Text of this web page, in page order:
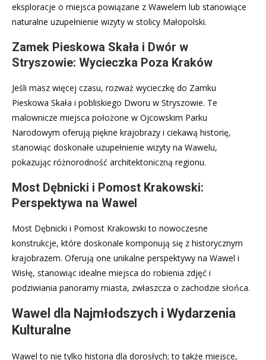
eksploracje o miejsca powiązane z Wawelem lub stanowiące
naturalne uzupełnienie wizyty w stolicy Małopolski.
Zamek Pieskowa Skała i Dwór w
Stryszowie: Wycieczka Poza Kraków
Jeśli masz więcej czasu, rozważ wycieczkę do Zamku
Pieskowa Skała i pobliskiego Dworu w Stryszowie. Te
malownicze miejsca położone w Ojcowskim Parku
Narodowym oferują piękne krajobrazy i ciekawą historię,
stanowiąc doskonałe uzupełnienie wizyty na Wawelu,
pokazując różnorodność architektoniczną regionu.
Most Dębnicki i Pomost Krakowski:
Perspektywa na Wawel
Most Dębnicki i Pomost Krakowski to nowoczesne
konstrukcje, które doskonale komponują się z historycznym
krajobrazem. Oferują one unikalne perspektywy na Wawel i
Wisłę, stanowiąc idealne miejsca do robienia zdjęć i
podziwiania panoramy miasta, zwłaszcza o zachodzie słońca.
Wawel dla Najmłodszych i Wydarzenia
Kulturalne
Wawel to nie tylko historia dla dorosłych; to także miejsce,